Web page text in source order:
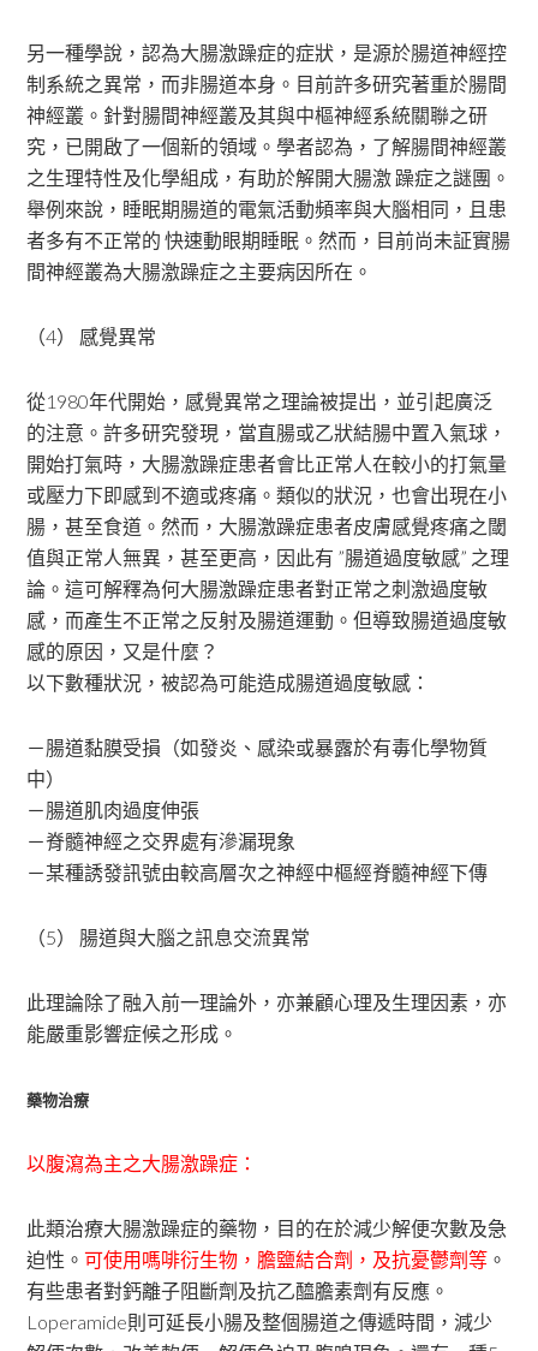
另一種學說，認為大腸激躁症的症狀，是源於腸道神經控
制系統之異常，而非腸道本身。目前許多研究著重於腸間
神經叢。針對腸間神經叢及其與中樞神經系統關聯之研
究，已開啟了一個新的領域。學者認為，了解腸間神經叢
之生理特性及化學組成，有助於解開大腸激 躁症之謎團。
舉例來說，睡眠期腸道的電氣活動頻率與大腦相同，且患
者多有不正常的 快速動眼期睡眠。然而，目前尚未証實腸
間神經叢為大腸激躁症之主要病因所在。
（4） 感覺異常
從1980年代開始，感覺異常之理論被提出，並引起廣泛
的注意。許多研究發現，當直腸或乙狀結腸中置入氣球，
開始打氣時，大腸激躁症患者會比正常人在較小的打氣量
或壓力下即感到不適或疼痛。類似的狀況，也會出現在小
腸，甚至食道。然而，大腸激躁症患者皮膚感覺疼痛之閾
值與正常人無異，甚至更高，因此有 ”腸道過度敏感” 之理
論。這可解釋為何大腸激躁症患者對正常之刺激過度敏
感，而產生不正常之反射及腸道運動。但導致腸道過度敏
感的原因，又是什麼？
以下數種狀況，被認為可能造成腸道過度敏感：
－腸道黏膜受損（如發炎、感染或暴露於有毒化學物質
中）
－腸道肌肉過度伸張
－脊髓神經之交界處有滲漏現象
－某種誘發訊號由較高層次之神經中樞經脊髓神經下傳
（5） 腸道與大腦之訊息交流異常
此理論除了融入前一理論外，亦兼顧心理及生理因素，亦
能嚴重影響症候之形成。
藥物治療
以腹瀉為主之大腸激躁症：
此類治療大腸激躁症的藥物，目的在於減少解便次數及急
迫性。可使用嗎啡衍生物，膽鹽結合劑，及抗憂鬱劑等 。
有些患者對鈣離子阻斷劑及抗乙醯膽素劑有反應。
Loperamide則可延長小腸及整個腸道之傳遞時間，減少